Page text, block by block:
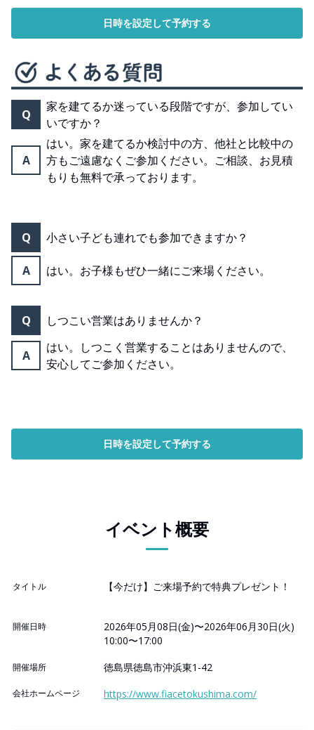
日時を設定して予約する
Q
家を建てるか迷っている段階ですが、参加してい
いですか？
A
はい。家を建てるか検討中の方、他社と比較中の
方もご遠慮なくご参加ください。ご相談、お見積
もりも無料で承っております。
Q 小さい子ども連れでも参加できますか？
A はい。お子様もぜひ一緒にご来場ください。
Q しつこい営業はありませんか？
A
はい。しつこく営業することはありませんので、
安心してご参加ください。
日時を設定して予約する
イベント概要
タイトル 【今だけ】ご来場予約で特典プレゼント！
開催日時
2026年05月08日(金)〜2026年06月30日(火)
10:00〜17:00
開催場所 徳島県徳島市沖浜東1-42
会社ホームページ https://www.fiacetokushima.com/